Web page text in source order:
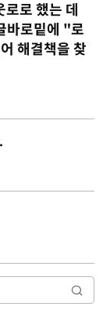
로 했는 데
바로밑에 "로
해결책을 찾